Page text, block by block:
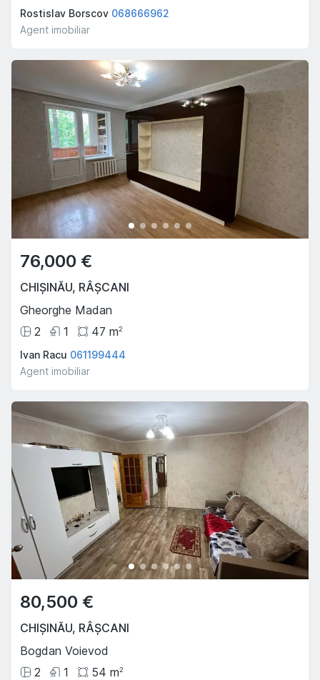
Rostislav Borscov 068666962
Agent imobiliar
76,000 €
CHIȘINĂU, RÂȘCANI
Gheorghe Madan
2
1 47 m2
Ivan Racu 061199444
Agent imobiliar
80,500 €
CHIȘINĂU, RÂȘCANI
Bogdan Voievod
2
1 54 m2